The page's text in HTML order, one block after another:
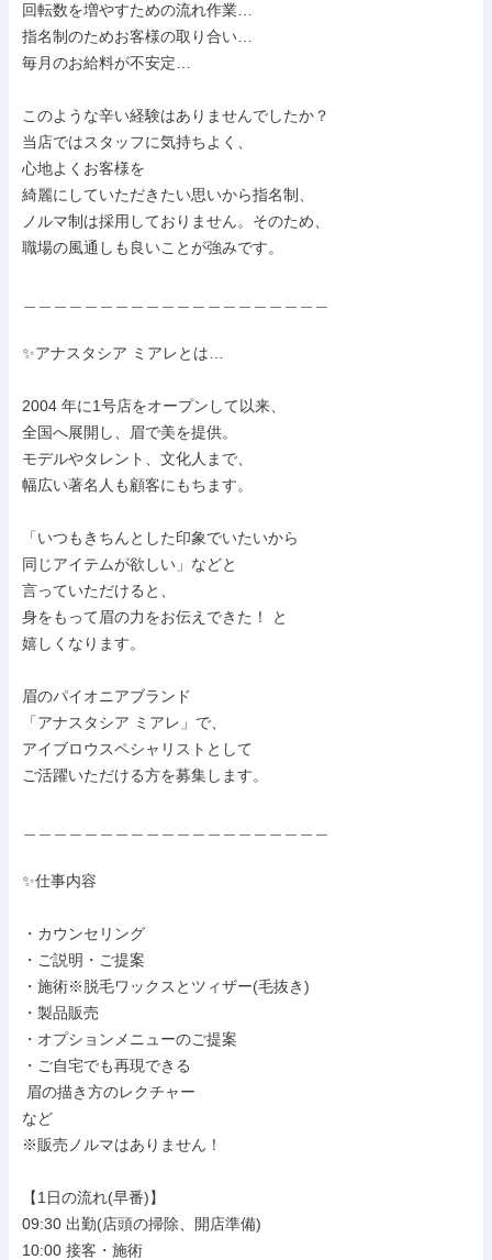
回転数を増やすための流れ作業…
指名制のためお客様の取り合い…
毎月のお給料が不安定…
このような辛い経験はありませんでしたか？
当店ではスタッフに気持ちよく、
心地よくお客様を
綺麗にしていただきたい思いから指名制、
ノルマ制は採用しておりません。そのため、
職場の風通しも良いことが強みです。
✨アナスタシア ミアレとは…
2004 年に1号店をオープンして以来、
全国へ展開し、眉で美を提供。
モデルやタレント、文化人まで、
幅広い著名人も顧客にもちます。
「いつもきちんとした印象でいたいから
同じアイテムが欲しい」などと
言っていただけると、
身をもって眉の力をお伝えできた！ と
嬉しくなります。
眉のパイオニアブランド
「アナスタシア ミアレ」で、
アイブロウスペシャリストとして
ご活躍いただける方を募集します。
✨仕事内容
・カウンセリング
・ご説明・ご提案
・施術※脱毛ワックスとツィザー(毛抜き)
・製品販売
・オプションメニューのご提案
・ご自宅でも再現できる
など
※販売ノルマはありません！
【1日の流れ(早番)】
09:30 出勤(店頭の掃除、開店準備)
10:00 接客・施術